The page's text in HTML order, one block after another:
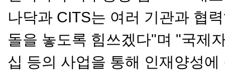
나닥과 CITS는 여러 기관과 협
돌을 놓도록 힘쓰겠다"며 "국제
십 등의 사업을 통해 인재양성